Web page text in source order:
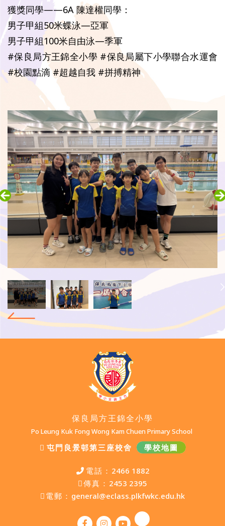
獲獎同學——6A 陳達權同學：
男子甲組50米蝶泳—亞軍
男子甲組100米自由泳—季軍
#保良局方王錦全小學 #保良局屬下小學聯合水運會
#校園點滴 #超越自我 #拼搏精神
保良局方王錦全小學
Po Leung Kuk Fong Wong Kam Chuen Primary School
屯門良景邨第三座校舍 學校地圖
電話： 2466 1882
傳真： 2453 2395
電郵： general@eclass.plkfwkc.edu.hk